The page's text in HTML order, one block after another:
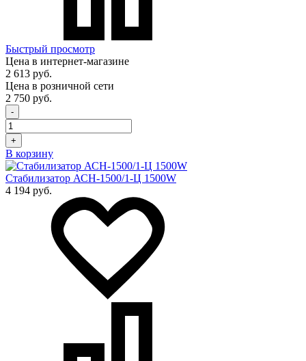
Быстрый просмотр
Цена в интернет-магазине
2 613 руб.
Цена в розничной сети
2 750 руб.
-
+
В корзину
Стабилизатор АСН-1500/1-Ц 1500W
4 194 руб.